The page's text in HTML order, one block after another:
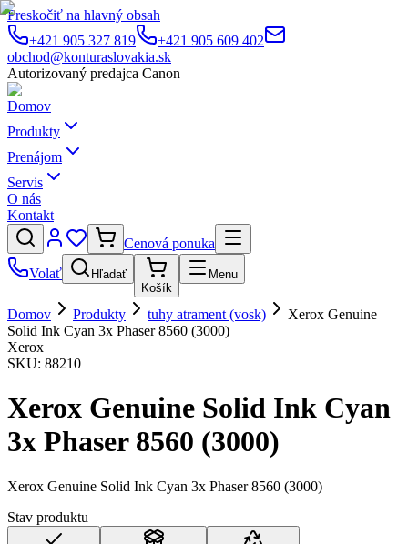
Preskočiť na hlavný obsah
+421 905 327 819
+421 905 609 402
obchod@konturaslovakia.sk
Autorizovaný predajca Canon
Domov
Produkty
Prenájom
Servis
O nás
Kontakt
Cenová ponuka
Volať
Hľadať
Košík
Menu
Domov Produkty tuhy atrament (vosk)
Xerox Genuine
Solid Ink Cyan 3x Phaser 8560 (3000)
Xerox
SKU: 88210
Xerox Genuine Solid Ink Cyan
3x Phaser 8560 (3000)
Xerox Genuine Solid Ink Cyan 3x Phaser 8560 (3000)
Stav produktu